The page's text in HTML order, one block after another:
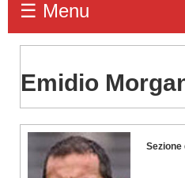
☰ Menu
Emidio
Morganti
Sezione